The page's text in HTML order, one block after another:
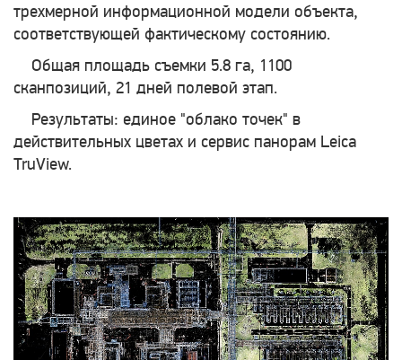
трехмерной информационной модели объекта,
соответствующей фактическому состоянию.
Общая площадь съемки 5.8 га, 1100
сканпозиций, 21 дней полевой этап.
Результаты: единое "облако точек" в
действительных цветах и сервис панорам Leica
TruView.